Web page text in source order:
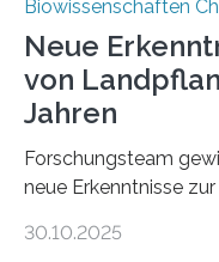
Biowissenschaften
Neue
von
Jahren
Forschungsteam
neue Erkenntnisse
Landpflanzen zählen
30.10.2025